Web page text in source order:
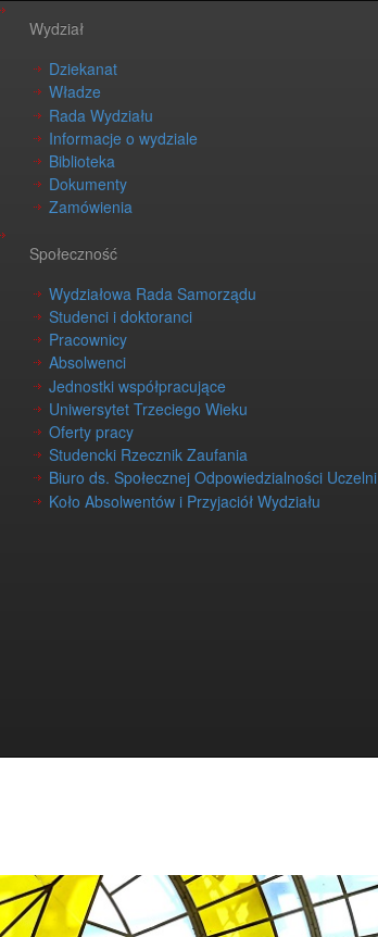
Wydział
Dziekanat
Władze
Rada Wydziału
Informacje o wydziale
Biblioteka
Dokumenty
Zamówienia
Społeczność
Wydziałowa Rada Samorządu
Studenci i doktoranci
Pracownicy
Absolwenci
Jednostki współpracujące
Uniwersytet Trzeciego Wieku
Oferty pracy
Studencki Rzecznik Zaufania
Biuro ds. Społecznej Odpowiedzialności Uczelni
Koło Absolwentów i Przyjaciół Wydziału